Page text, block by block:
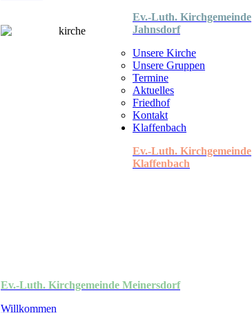
Ev.-Luth. Kirchgemeinde
Jahnsdorf
Unsere Kirche
Unsere Gruppen
Termine
Aktuelles
Friedhof
Kontakt
Klaffenbach
Ev.-Luth. Kirchgemeinde
Klaffenbach
Ev.-Luth. Kirchgemeinde Meinersdorf
Willkommen